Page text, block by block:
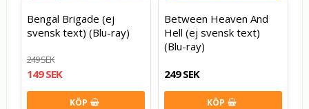
Bengal Brigade (ej
svensk text) (Blu-ray)
249 SEK
149 SEK
KÖP
Between Heaven And
Hell (ej svensk text)
(Blu-ray)
249 SEK
KÖP